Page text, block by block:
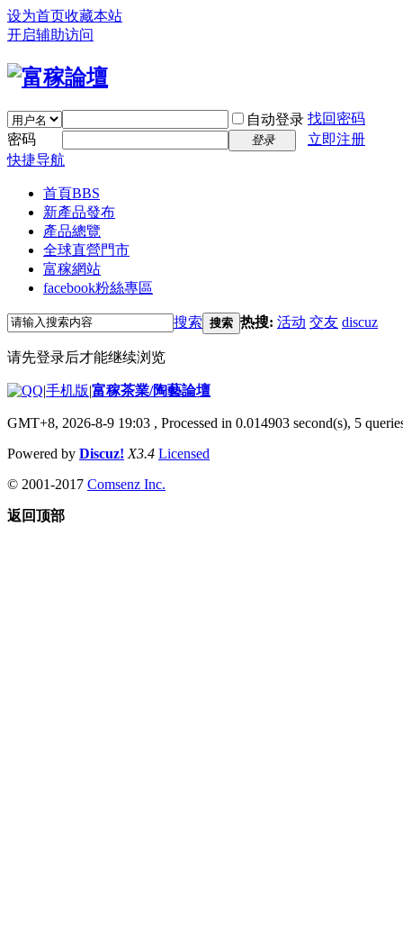
设为首页收藏本站
开启辅助访问
自动登录 找回密码
密码
登录
立即注册
快捷导航
首頁BBS
新產品發布
產品總覽
全球直營門市
富稼網站
facebook粉絲專區
搜索 搜索 热搜: 活动 交友 discuz
请先登录后才能继续浏览
|手机版|富稼茶業/陶藝論壇
GMT+8, 2026-8-9 19:03 , Processed in 0.014903 second(s), 5
Powered by Discuz! X3.4 Licensed
© 2001-2017 Comsenz Inc.
返回顶部